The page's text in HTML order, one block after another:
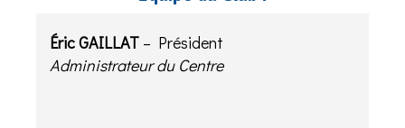
Éric GAILLAT – Président
Administrateur du Centre